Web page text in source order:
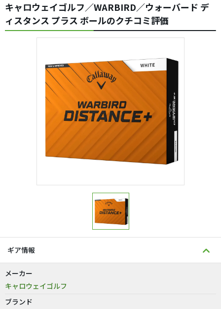
キャロウェイゴルフ／WARBIRD／ウォーバード デ
ィスタンス プラス ボールのクチコミ評価
ギア情報
メーカー
キャロウェイゴルフ
ブランド